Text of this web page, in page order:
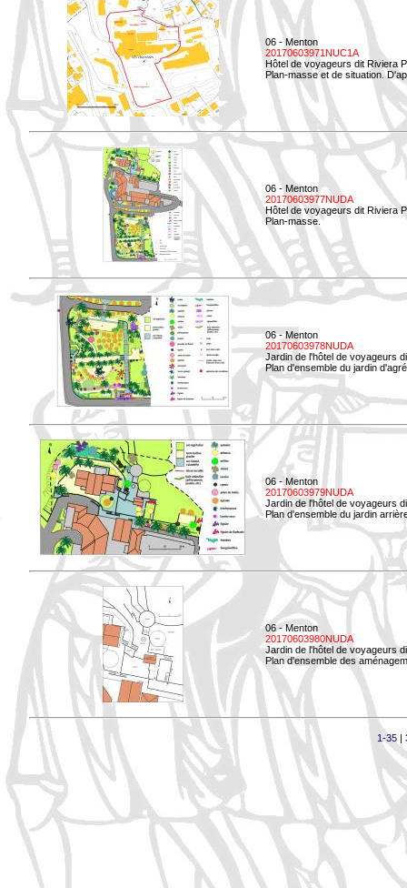
06 - Menton
20170603971NUC1A
Hôtel de voyageurs dit Riviera
Plan-masse et de situation.
06 - Menton
20170603977NUDA
Hôtel de voyageurs dit Riviera
Plan-masse.
06 - Menton
20170603978NUDA
Jardin de l'hôtel de voyageurs
Plan d'ensemble du jardin
06 - Menton
20170603979NUDA
Jardin de l'hôtel de voyageurs
Plan d'ensemble du jardin
06 - Menton
20170603980NUDA
Jardin de l'hôtel de voyageurs
Plan d'ensemble des
1-35|